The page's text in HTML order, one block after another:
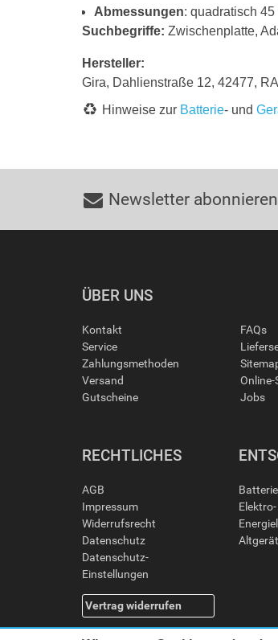
Abmessungen: quadratisch
Suchbegriffe: Zwischenplatte,
Hersteller:
Gira, Dahlienstraße 12, 42477,
Hinweise zur Batterie- und
Newsletter
ÜBER UNS
Kontakt
Service
Zahlungsmethoden
Versand
Gutscheine
FAQs
Jobs
RECHTLICHES
AGB
Impressum
Widerrufsrecht
Datenschutz
Datenschutz-
Einstellungen
Vertrag widerrufen